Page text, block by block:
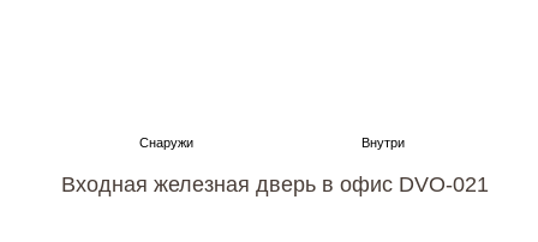
Входная железная дверь в офис DVO-021